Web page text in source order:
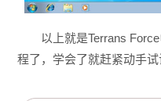
以上就是Terrans
程了，学会了就赶紧动手试